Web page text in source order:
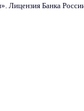
». Лицензия Банка